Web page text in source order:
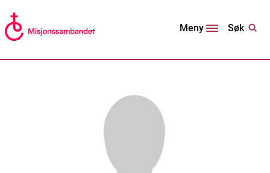
Meny Søk